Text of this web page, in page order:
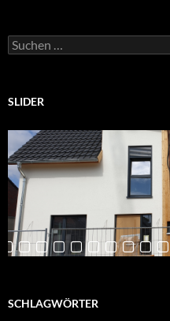
Suchen
nach:
SLIDER
SCHLAGWÖRTER